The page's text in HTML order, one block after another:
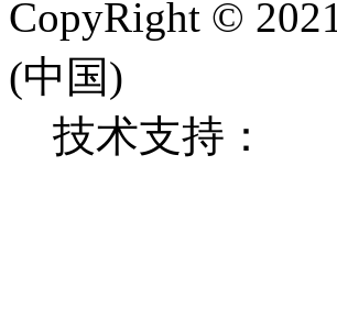
CopyRight ©
(中国)
技术支持：